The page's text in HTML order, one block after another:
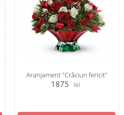
Aranjament "Crăciun fericit"
1875 lei